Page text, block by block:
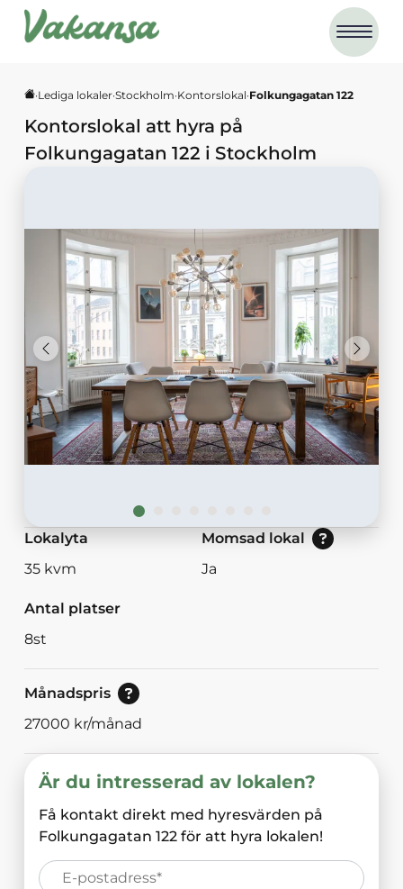
·Lediga lokaler·Stockholm·Kontorslokal·Folkungagatan 122
Kontorslokal att hyra på
Folkungagatan 122 i Stockholm
Lokalyta
35kvm
Momsad lokal
Nej: Lokalen är momsbefriad.<br/>Ja:
Ja
Antal platser
8st
Månadspris
Pris vid bokning av 30<br/>eller mer dagar.
27000 kr/månad
Är du intresserad av lokalen?
Få kontakt direkt med hyresvärden på
Folkungagatan 122 för att hyra lokalen!
E-
post*